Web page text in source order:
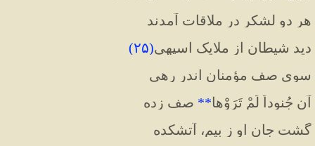
هر دو لشکر در ملاقات آمدند
دید شیطان از ملایک اسپهی(۲۵)
سوی صف مؤمنان اندر رهی
آن جُنوداً لَمْ تَرَوْها** صف زده
گشت جان او ز بیم، آتشکده